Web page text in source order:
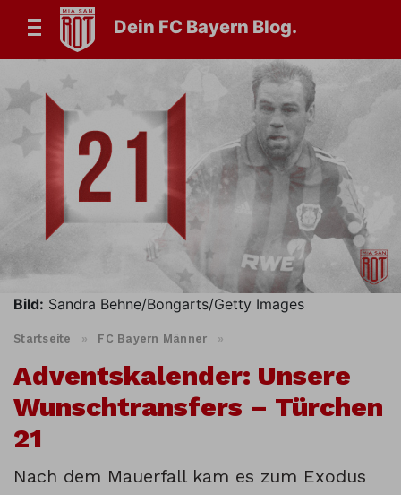
Dein FC Bayern Blog.
Bild: Sandra Behne/Bongarts/Getty Images
Startseite » FC Bayern Männer »
Adventskalender: Unsere
Wunschtransfers – Türchen
21
Nach dem Mauerfall kam es zum Exodus